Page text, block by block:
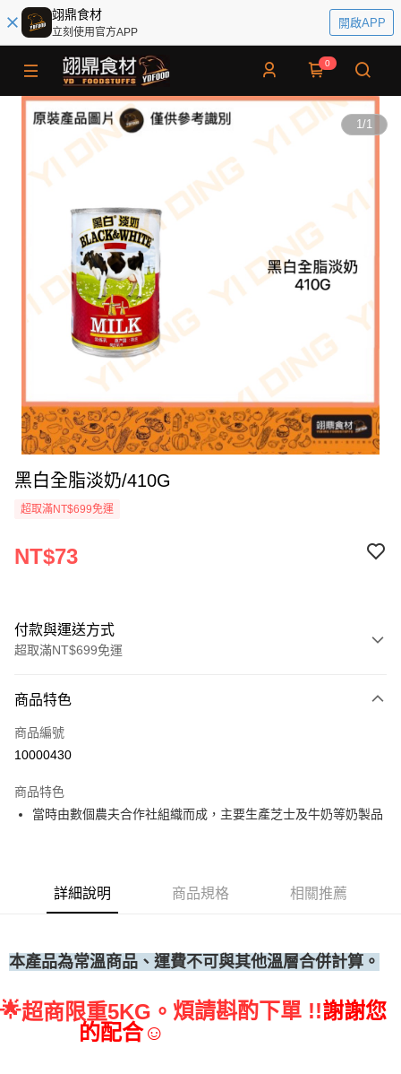
翊鼎食材
立刻使用官方APP
開啟APP
0
1/1
黑白全脂淡奶/410G
超取滿NT$699免運
NT$73
付款與運送方式
超取滿NT$699免運
信用卡一次付款
Apple Pay
運送方式
• 付款後全家取貨
每筆NT$60，滿NT$699(含以上)免運費
每筆NT$250
商品特色
商品編號
10000430
商品特色
當時由數個農夫合作社組織而成，主要生產芝士及牛奶等奶製品
詳細說明 商品規格 相關推薦
本產品為常溫商品、運費不可與其他溫層合併計算。
🌟超商限重5KG。 煩請斟酌下單 !!謝謝您
的配合☺